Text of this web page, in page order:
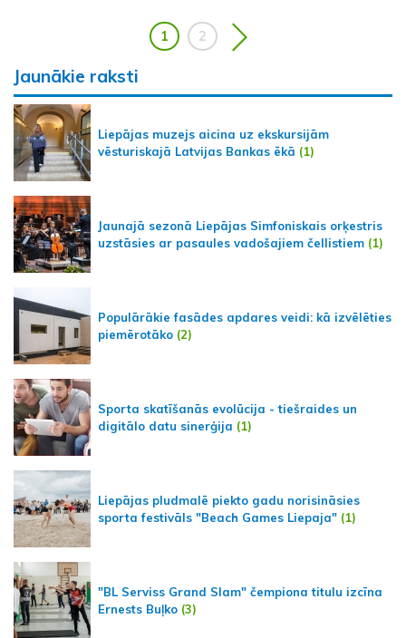
1 2
Jaunākie raksti
Liepājas muzejs aicina uz ekskursijām
vēsturiskajā Latvijas Bankas ēkā (1)
Jaunajā sezonā Liepājas Simfoniskais orķestris
uzstāsies ar pasaules vadošajiem čellistiem (1)
Populārākie fasādes apdares veidi: kā izvēlēties
piemērotāko (2)
Sporta skatīšanās evolūcija - tiešraides un
digitālo datu sinerģija (1)
Liepājas pludmalē piekto gadu norisināsies
sporta festivāls "Beach Games Liepaja" (1)
"BL Serviss Grand Slam" čempiona titulu izcīna
Ernests Buļko (3)